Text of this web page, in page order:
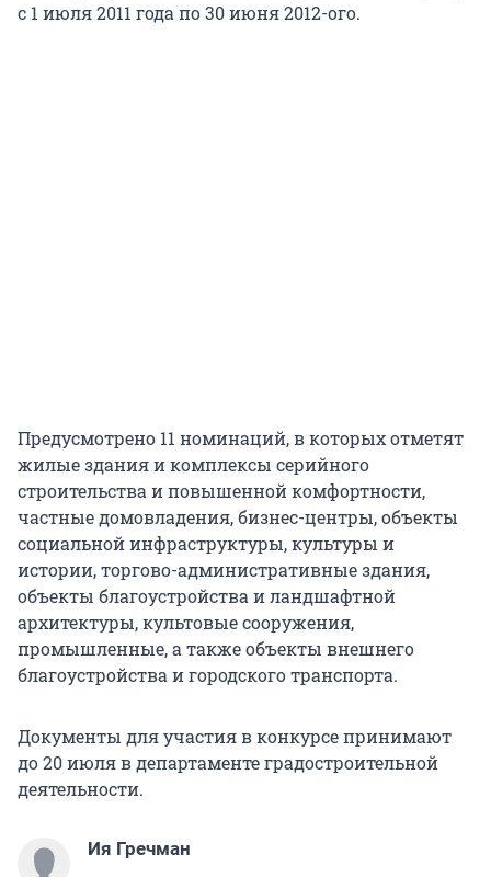
с 1 июля 2011 года по 30 июня 2012-ого.
Предусмотрено 11 номинаций, в которых отметят
жилые здания и комплексы серийного
строительства и повышенной комфортности,
частные домовладения, бизнес-центры, объекты
социальной инфраструктуры, культуры и
истории, торгово-административные здания,
объекты благоустройства и ландшафтной
архитектуры, культовые сооружения,
промышленные, а также объекты внешнего
благоустройства и городского транспорта.
Документы для участия в конкурсе принимают
до 20 июля в департаменте градостроительной
деятельности.
Ия Гречман